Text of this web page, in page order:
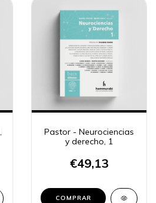
Pastor - Neurociencias
y derecho, 1
€49,13
COMPRAR